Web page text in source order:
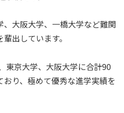
大阪大学、一橋大学など難関
出しています。
東京大学、大阪大学に合計90
り、極めて優秀な進学実績を